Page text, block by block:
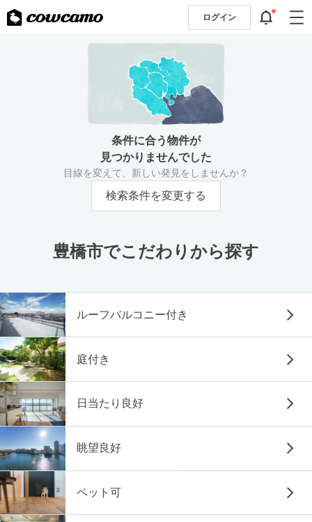
ログイン
条件に合う物件が
見つかりませんでした
目線を変えて、新しい発見をしませんか？
検索条件を変更する
豊橋市でこだわりから探す
ルーフバルコニー付き
庭付き
日当たり良好
眺望良好
ペット可